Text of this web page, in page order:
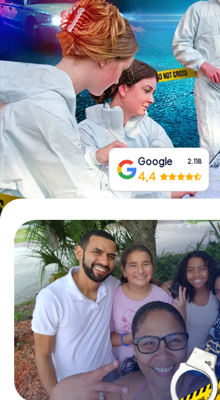
IT
NL
Tickets buchen
Gutscheine bestellen
Google 2.118
4,4